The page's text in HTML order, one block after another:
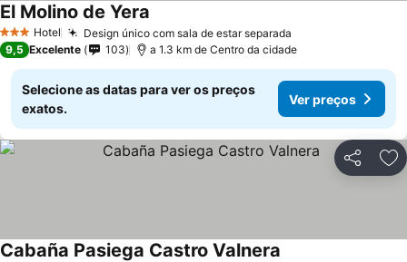
3 EstrelasHotel Design único com sala de estar separada
El Molino de Yera
9,5 Excelente 103 a 1.3 km de Centro da cidade
Selecione as datas para ver os preços
exatos.
Ver preços
Partilhar
Cabaña Pasiega Castro Valnera